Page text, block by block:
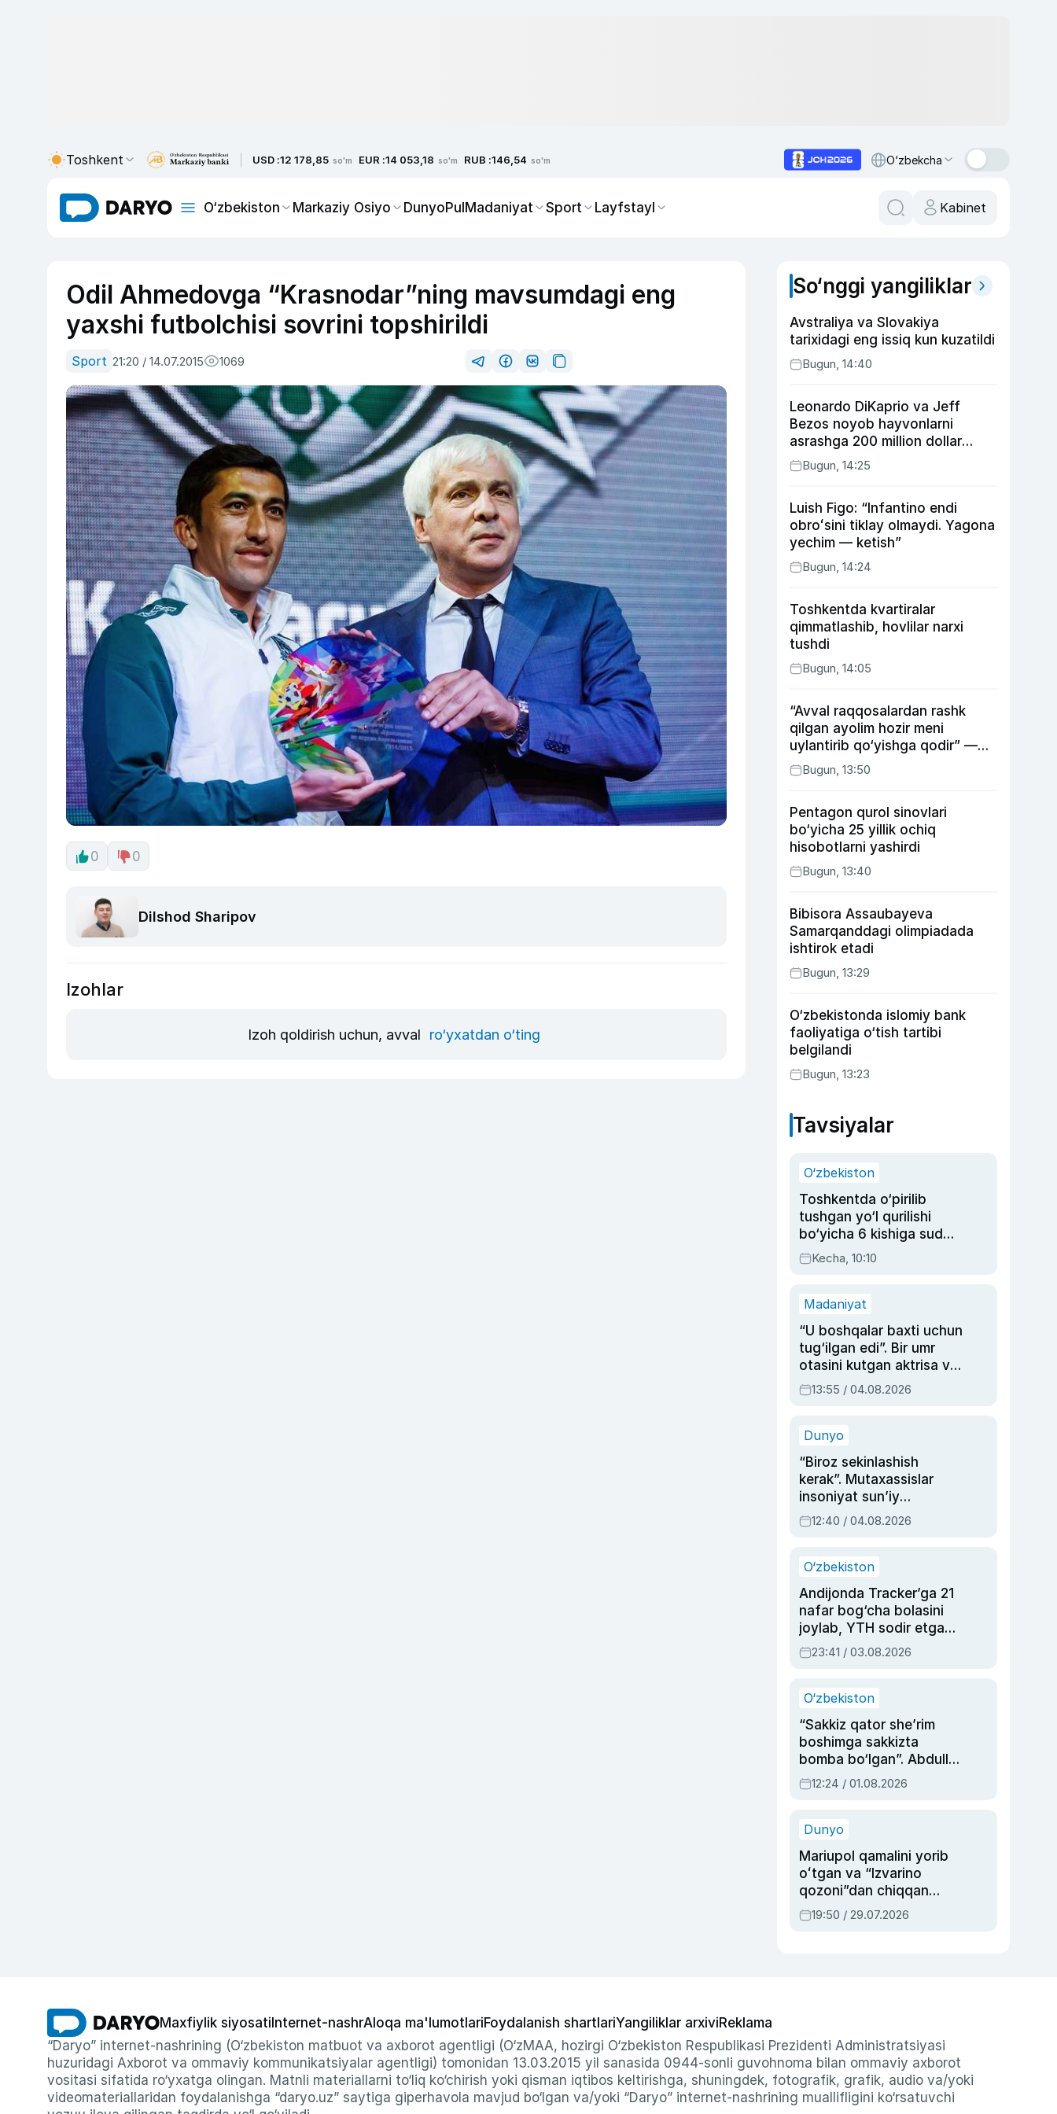
Toshkent USD :12 178,85 so'm EUR :14 053,18 so'm RUB :146,54 so'm O‘zbekcha
O‘zbekiston Markaziy Osiyo DunyoPulMadaniyat Sport Layfstayl Kabinet
Odil Ahmedovga “Krasnodar”ning mavsumdagi eng
yaxshi futbolchisi sovrini topshirildi
Sport 21:20 / 14.07.2015 1069
0 0
Dilshod Sharipov
Izohlar
Izoh qoldirish uchun, avval ro‘yxatdan o‘ting
So‘nggi yangiliklar
Avstraliya va Slovakiya
tarixidagi eng issiq kun kuzatildi
Bugun, 14:40
Leonardo DiKaprio va Jeff
Bezos noyob hayvonlarni
asrashga 200 million dollar
ajratdi
Bugun, 14:25
Luish Figo: “Infantino endi
obroʻsini tiklay olmaydi. Yagona
yechim — ketish”
Bugun, 14:24
Toshkentda kvartiralar
qimmatlashib, hovlilar narxi
tushdi
Bugun, 14:05
“Avval raqqosalardan rashk
qilgan ayolim hozir meni
uylantirib qo‘yishga qodir” —
Anvar Sobirov davlat ishidagi
faoliyati va o‘g‘il tarbiyasidagi
Bugun, 13:50
Pentagon qurol sinovlari
bo‘yicha 25 yillik ochiq
hisobotlarni yashirdi
Bugun, 13:40
Bibisora Assaubayeva
Samarqanddagi olimpiadada
ishtirok etadi
Bugun, 13:29
O‘zbekistonda islomiy bank
faoliyatiga o‘tish tartibi
belgilandi
Bugun, 13:23
Tavsiyalar
O‘zbekiston
Toshkentda o‘pirilib
tushgan yo‘l qurilishi
bo‘yicha 6 kishiga sud
hukmi o‘qildi
Kecha, 10:10
Madaniyat
“U boshqalar baxti uchun
tug‘ilgan edi”. Bir umr
otasini kutgan aktrisa va
dublyaj ustasi Rimma
Ahmedovaning
13:55 / 04.08.2026
Dunyo
“Biroz sekinlashish
kerak”. Mutaxassislar
insoniyat sun’iy
intellektni boshqara
olmay qolishidan xavotir
12:40 / 04.08.2026
O‘zbekiston
Andijonda Tracker’ga 21
nafar bog‘cha bolasini
joylab, YTH sodir etgan
ayolga sud hukmi o‘qildi
23:41 / 03.08.2026
O‘zbekiston
“Sakkiz qator she’rim
boshimga sakkizta
bomba bo‘lgan”. Abdulla
Oripovni siyosiy
ayblovlardan asrab
12:24 / 01.08.2026
Dunyo
Mariupol qamalini yorib
oʻtgan va “Izvarino
qozoni”dan chiqqan
qahramon — Ukraina
armiyasi bosh
19:50 / 29.07.2026
Maxfiylik siyosati Internet-nashrAloqa ma'lumotlariFoydalanish shartlariYangiliklar arxiviReklama
“Daryo” internet-nashrining (O‘zbekiston matbuot va axborot agentligi (O‘zMAA, hozirgi O‘zbekiston Respublikasi Prezidenti Administratsiyasi
huzuridagi Axborot va ommaviy kommunikatsiyalar agentligi) tomonidan 13.03.2015 yil sanasida 0944-sonli guvohnoma bilan ommaviy axborot
vositasi sifatida ro‘yxatga olingan. Matnli materiallarni to‘liq ko‘chirish yoki qisman iqtibos keltirishga, shuningdek, fotografik, grafik, audio va/yoki
videomateriallaridan foydalanishga “daryo.uz” saytiga giperhavola mavjud bo‘lgan va/yoki “Daryo” internet-nashrining muallifligini ko‘rsatuvchi